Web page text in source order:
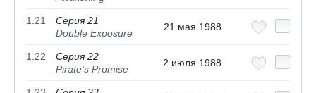
1.21
Серия 21
Double Exposure
21 мая 1988
1.22
Серия 22
Pirate's Promise
2 июля 1988